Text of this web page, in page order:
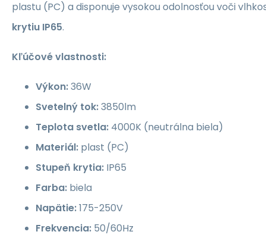
plastu (PC) a disponuje vysokou odolnosťou voči
krytiu IP65.
Kľúčové vlastnosti:
Výkon:36W
Svetelný tok:3850lm
Teplota svetla: 4000K (neutrálna biela)
Materiál: plast (PC)
Stupeň krytia: IP65
Farba: biela
Napätie:175-250V
Frekvencia: 50/60Hz